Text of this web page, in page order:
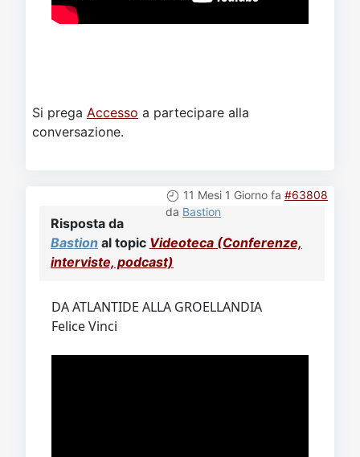
Si prega Accesso a partecipare alla
conversazione.
11 Mesi 1 Giorno fa #63808
da Bastion
Risposta da
Bastion al topic Videoteca (Conferenze,
interviste, podcast)
DA ATLANTIDE ALLA GROELLANDIA
Felice Vinci